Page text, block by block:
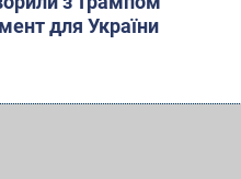
для України